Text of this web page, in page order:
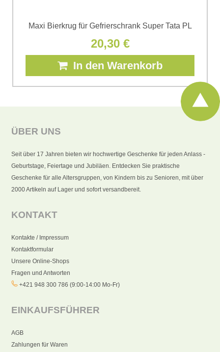
Maxi Bierkrug für Gefrierschrank Super Tata PL
20,30 €
In den Warenkorb
ÜBER UNS
Seit über 17 Jahren bieten wir hochwertige Geschenke für jeden Anlass -
Geburtstage, Feiertage und Jubiläen. Entdecken Sie praktische
Geschenke für alle Altersgruppen, von Kindern bis zu Senioren, mit über
2000 Artikeln auf Lager und sofort versandbereit.
KONTAKT
Kontakte / Impressum
Kontaktformular
Unsere Online-Shops
Fragen und Antworten
+421 948 300 786 (9:00-14:00 Mo-Fr)
EINKAUFSFÜHRER
AGB
Zahlungen für Waren